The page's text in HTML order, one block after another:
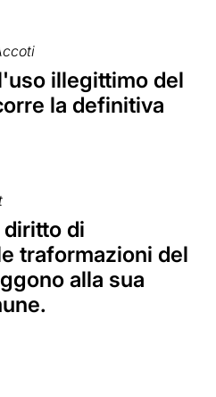
illegittimo del
la definitiva
di
traformazioni del
alla sua